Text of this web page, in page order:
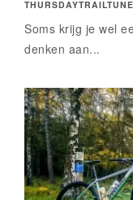
Soms krijg je wel
denken aan...